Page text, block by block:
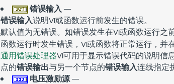
错误输入 —
错误输入说明VI或函数运行前发生的错误。
默认值为无错误。如错误发生在VI或函数运行之
函数运行时发生错误，VI或函数将正常运行，并
通用错误处理器VI可用于显示错误代码的说明信息
点的错误输出与另一个节点的错误输入连线指定
电压激励源—